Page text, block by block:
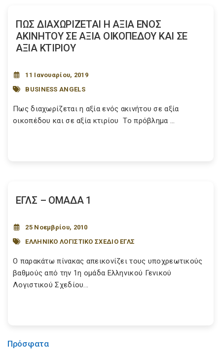
Πρόσφατα
ΠΩΣ ΔΙΑΧΩΡΙΖΕΤΑΙ Η ΑΞΙΑ ΕΝΟΣ
ΑΚΙΝΗΤΟΥ ΣΕ ΑΞΙΑ ΟΙΚΟΠΕΔΟΥ ΚΑΙ ΣΕ
ΑΞΙΑ ΚΤΙΡΙΟΥ
11 Ιανουαρίου, 2019
BUSINESS ANGELS
Πως διαχωρίζεται η αξία ενός ακινήτου σε αξία
οικοπέδου και σε αξία κτιρίου Το πρόβλημα ...
ΕΓΛΣ – ΟΜΑΔΑ 1
25 Νοεμβρίου, 2010
ΕΛΛΗΝΙΚΟ ΛΟΓΙΣΤΙΚΟ ΣΧΕΔΙΟ ΕΓΛΣ
Ο παρακάτω πίνακας απεικονίζει τους υποχρεωτικούς
βαθμούς από την 1η ομάδα Ελληνικού Γενικού
Λογιστικού Σχεδίου...